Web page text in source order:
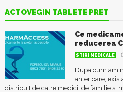
ACTOVEGIN TABLETE PRET
Ce
reducerea
STIRI MEDICALE
Dupa cum am
anterioare,
distribuit de catre medicii de familie si